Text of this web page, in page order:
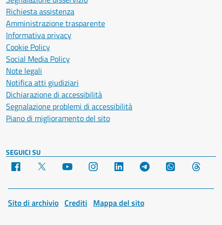
Richiesta assistenza
Amministrazione trasparente
Informativa privacy
Cookie Policy
Social Media Policy
Note legali
Notifica atti giudiziari
Dichiarazione di accessibilità
Segnalazione problemi di accessibilità
Piano di miglioramento del sito
SEGUICI SU
Facebook YouTube Instagram LinkedIn Telegram WhatsApp
Sito di archivio Crediti Mappa del sito